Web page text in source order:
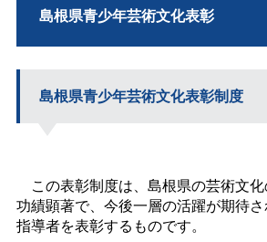
島根県青少年芸術文化表彰
島根県青少年芸術文化表彰制度
この表彰制度は、島根県の芸術文
功績顕著で、今後一層の活躍が期待
指導者を表彰するものです。